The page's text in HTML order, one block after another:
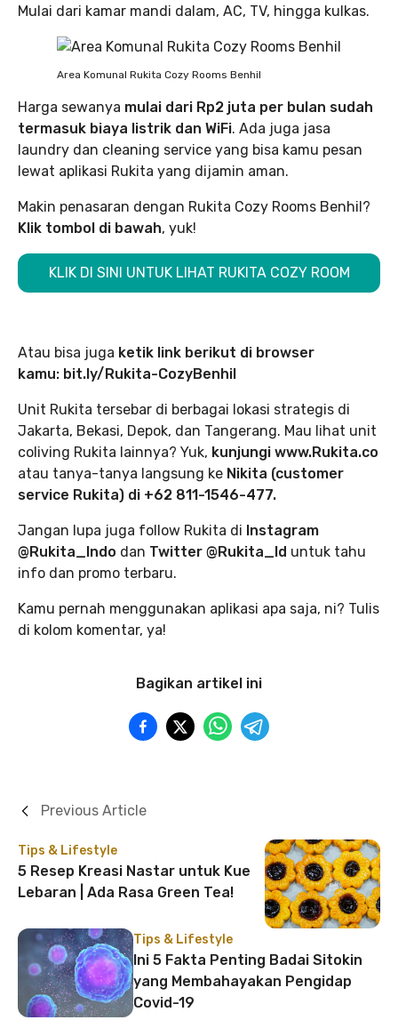
Mulai dari kamar mandi dalam, AC, TV, hingga kulkas.
Area Komunal Rukita Cozy Rooms Benhil
Harga sewanya mulai dari Rp2 juta per bulan sudah
termasuk biaya listrik dan WiFi. Ada juga jasa
laundry dan cleaning service yang bisa kamu pesan
lewat aplikasi Rukita yang dijamin aman.
Makin penasaran dengan Rukita Cozy Rooms Benhil?
Klik tombol di bawah, yuk!
KLIK DI SINI UNTUK LIHAT RUKITA COZY ROOM
Atau bisa juga ketik link berikut di browser
kamu: bit.ly/Rukita-CozyBenhil
Unit Rukita tersebar di berbagai lokasi strategis di
Jakarta, Bekasi, Depok, dan Tangerang. Mau lihat unit
coliving Rukita lainnya? Yuk, kunjungi www.Rukita.co
atau tanya-tanya langsung ke Nikita (customer
service Rukita) di +62 811-1546-477.
Jangan lupa juga follow Rukita di Instagram
@Rukita_Indo dan Twitter @Rukita_Id untuk tahu
info dan promo terbaru.
Kamu pernah menggunakan aplikasi apa saja, ni? Tulis
di kolom komentar, ya!
Bagikan artikel ini
Tips & Lifestyle
5 Resep Kreasi Nastar untuk Kue
Lebaran | Ada Rasa Green Tea!
Previous Article
Tips & Lifestyle
Ini 5 Fakta Penting Badai Sitokin
yang Membahayakan Pengidap
Covid-19